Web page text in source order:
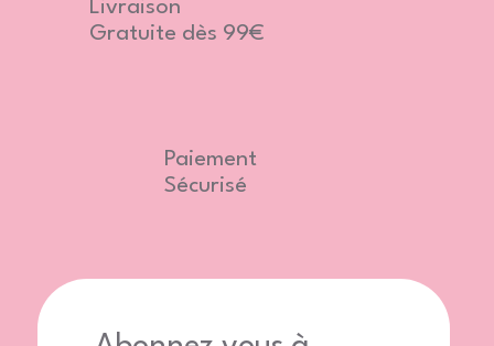
Livraison
Gratuite dès 99€
Paiement
Sécurisé